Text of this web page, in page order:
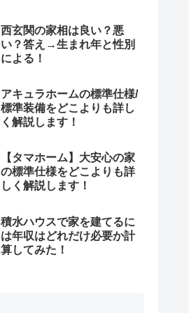
西玄関の家相は良い？悪
い？答え→生まれ年と性別
による！
アキュラホームの標準仕様/
標準装備をどこよりも詳し
く解説します！
【タマホーム】大安心の家
の標準仕様をどこよりも詳
しく解説します！
積水ハウスで家を建てるに
は年収はどれだけ必要か計
算してみた！